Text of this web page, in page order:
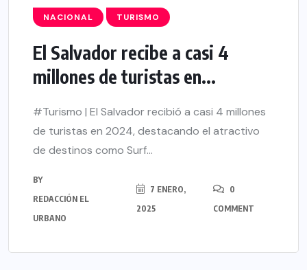
NACIONAL TURISMO
El Salvador recibe a casi 4
millones de turistas en...
#Turismo | El Salvador recibió a casi 4 millones
de turistas en 2024, destacando el atractivo
de destinos como Surf...
BY
REDACCIÓN EL
URBANO
7 ENERO,
2025
0
COMMENT